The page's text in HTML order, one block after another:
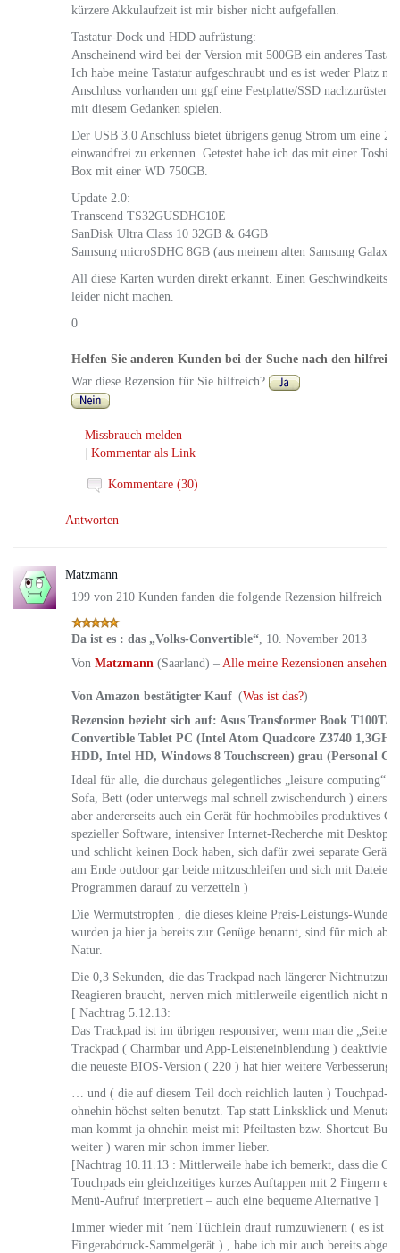
kürzere Akkulaufzeit ist mir bisher nicht aufgefallen.
Tastatur-Dock und HDD aufrüstung:
Anscheinend wird bei der Version mit 500GB ein anderes
Ich habe meine Tastatur aufgeschraubt und es ist weder Platz
Anschluss vorhanden um ggf eine Festplatte/SSD
mit diesem Gedanken spielen.
Der USB 3.0 Anschluss bietet übrigens genug Strom um eine
einwandfrei zu erkennen. Getestet habe ich das mit einer
Box mit einer WD 750GB.
Update 2.0:
Transcend TS32GUSDHC10E
SanDisk Ultra Class 10 32GB & 64GB
Samsung microSDHC 8GB (aus meinem alten Samsung Galaxy)
All diese Karten wurden direkt erkannt. Einen
leider nicht machen.
0
Helfen Sie anderen Kunden bei der Suche nach den
War diese Rezension für Sie hilfreich?
Missbrauch melden
Kommentar als Link
Kommentare (30)
Antworten
Matzmann
199 von 210 Kunden fanden die folgende Rezension hilfreich
Da ist es : das „Volks-Convertible“, 10. November 2013
Von Matzmann (Saarland) – Alle meine Rezensionen ansehen
Von Amazon bestätigter Kauf (Was ist das?)
Rezension bezieht sich auf: Asus Transformer Book T100TA
Convertible Tablet PC (Intel Atom Quadcore Z3740
HDD, Intel HD, Windows 8 Touchscreen) grau (Personal
Ideal für alle, die durchaus gelegentliches „leisure computing“
Sofa, Bett (oder unterwegs mal schnell zwischendurch )
aber andererseits auch ein Gerät für hochmobiles produktives
spezieller Software, intensiver Internet-Recherche mit Desktop-
und schlicht keinen Bock haben, sich dafür zwei separate
am Ende outdoor gar beide mitzuschleifen und sich mit Dateien,
Programmen darauf zu verzetteln )
Die Wermutstropfen , die dieses kleine Preis-Leistungs-Wunder
wurden ja hier ja bereits zur Genüge benannt, sind für mich
Natur.
Die 0,3 Sekunden, die das Trackpad nach längerer
Reagieren braucht, nerven mich mittlerweile eigentlich nicht
[ Nachtrag 5.12.13:
Das Trackpad ist im übrigen responsiver, wenn man die
Trackpad ( Charmbar und App-Leisteneinblendung )
die neueste BIOS-Version ( 220 ) hat hier weitere
… und ( die auf diesem Teil doch reichlich lauten ) Touchpad-
ohnehin höchst selten benutzt. Tap statt Linksklick und
man kommt ja ohnehin meist mit Pfeiltasten bzw. Shortcut-
weiter ) waren mir schon immer lieber.
[Nachtrag 10.11.13 : Mittlerweile habe ich bemerkt, dass die
Touchpads ein gleichzeitiges kurzes Auftappen mit 2 Fingern
Menü-Aufruf interpretiert – auch eine bequeme Alternative ]
Immer wieder mit ’nem Tüchlein drauf rumzuwienern ( es ist
Fingerabdruck-Sammelgerät ) , habe ich mir auch bereits